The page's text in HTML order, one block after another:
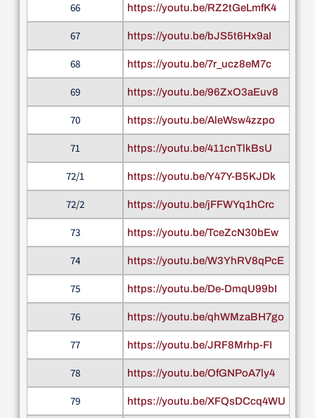
66 https://youtu.be/RZ2tGeLmfK4
67 https://youtu.be/bJS5t6Hx9aI
68 https://youtu.be/7r_ucz8eM7c
69 https://youtu.be/96ZxO3aEuv8
70 https://youtu.be/AleWsw4zzpo
71 https://youtu.be/411cnTlkBsU
72/1 https://youtu.be/Y47Y-B5KJDk
72/2 https://youtu.be/jFFWYq1hCrc
73 https://youtu.be/TceZcN30bEw
74 https://youtu.be/W3YhRV8qPcE
75 https://youtu.be/De-DmqU99bI
76 https://youtu.be/qhWMzaBH7go
77 https://youtu.be/JRF8Mrhp-FI
78 https://youtu.be/OfGNPoA7ly4
79 https://youtu.be/XFQsDCcq4WU